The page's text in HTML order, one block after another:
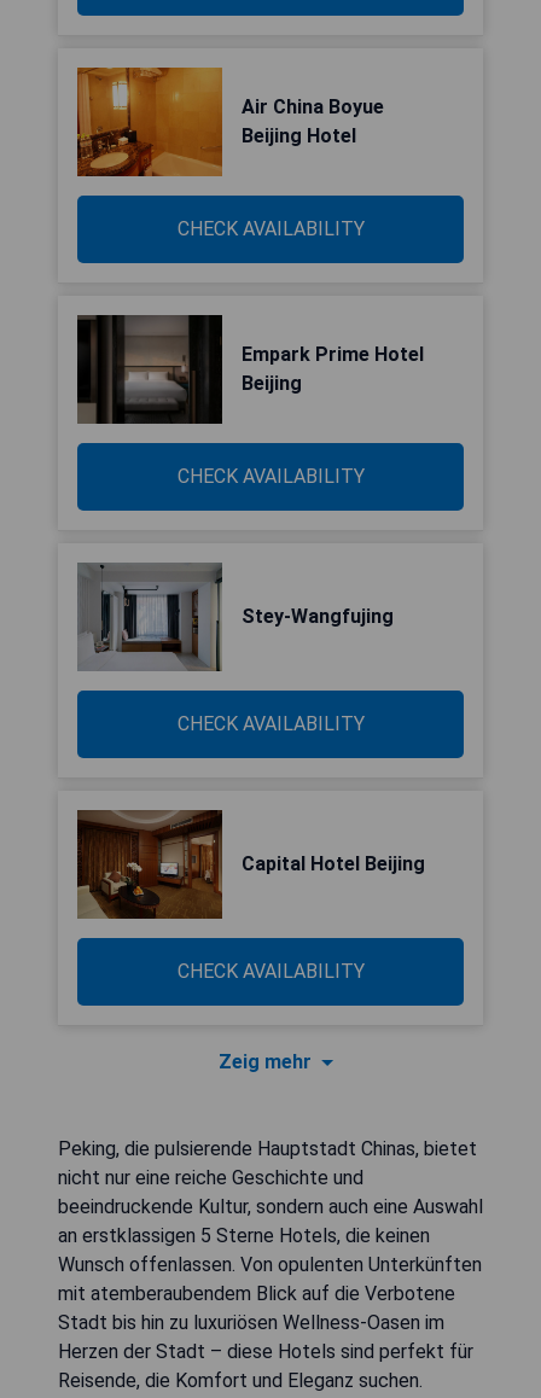
Air China Boyue
Beijing Hotel
CHECK AVAILABILITY
Empark Prime Hotel
Beijing
CHECK AVAILABILITY
Stey-Wangfujing
CHECK AVAILABILITY
Capital Hotel Beijing
CHECK AVAILABILITY
Zeig mehr
Peking, die pulsierende Hauptstadt Chinas, bietet
nicht nur eine reiche Geschichte und
beeindruckende Kultur, sondern auch eine Auswahl
an erstklassigen 5 Sterne Hotels, die keinen
Wunsch offenlassen. Von opulenten Unterkünften
mit atemberaubendem Blick auf die Verbotene
Stadt bis hin zu luxuriösen Wellness-Oasen im
Herzen der Stadt – diese Hotels sind perfekt für
Reisende, die Komfort und Eleganz suchen.